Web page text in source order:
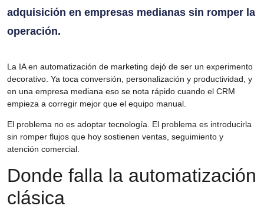
adquisición en empresas medianas sin romper la
operación.
La IA en automatización de marketing dejó de ser un experimento
decorativo. Ya toca conversión, personalización y productividad, y
en una empresa mediana eso se nota rápido cuando el CRM
empieza a corregir mejor que el equipo manual.
El problema no es adoptar tecnología. El problema es introducirla
sin romper flujos que hoy sostienen ventas, seguimiento y
atención comercial.
Donde falla la automatización
clásica